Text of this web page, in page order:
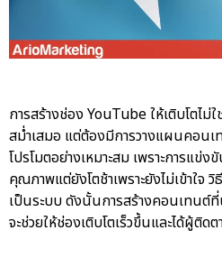
การสร้างช่อง YouTube ให้เติบโตไม่
สม่ำเสมอ แต่ต้องมีการวางแผนคอนเ
โปรโมตอย่างเหมาะสม เพราะการแ
คุณภาพแต่ยังโตช้าเพราะยังไม่เข้าใจ
เป็นระบบ ดังนั้นการสร้างคอนเทนต์
จะช่วยให้ช่องเติบโตเร็วขึ้นและได้ผู้ติ